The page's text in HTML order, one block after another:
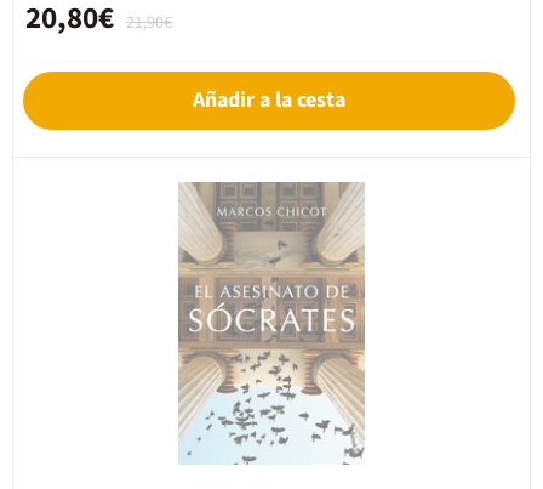
21,90€
20,80€
Añadir a la cesta